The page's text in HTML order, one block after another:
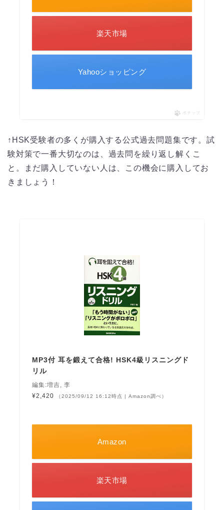
楽天市場
Yahooショッピング
ポチップ
↑HSK受験者の多くが購入する公式過去問題集です。試
験対策で一番大切なのは、過去問を繰り返し解くこ
と。まだ購入していない人は、この機会に購入してお
きましょう！
MP3付 耳を鍛えて合格! HSK4級リスニングド
リル
編集:増吉, 李
¥2,420
（2025/09/12 16:12時点 | Amazon調べ）
Amazon
楽天市場